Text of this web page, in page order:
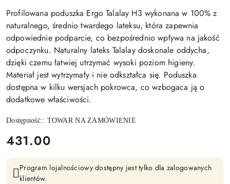
Profilowana poduszka Ergo Talalay H3 wykonana w 100% z
naturalnego, średnio twardego lateksu, która zapewnia
odpowiednie podparcie, co bezpośrednio wpływa na jakość
odpoczynku. Naturalny lateks Talalay doskonale oddycha,
dzięki czemu łatwiej utrzymać wysoki poziom higieny.
Materiał jest wytrzymały i nie odkształca się. Poduszka
dostępna w kilku wersjach pokrowca, co wzbogaca ją o
dodatkowe właściwości.
Dostępność:: TOWAR NA ZAMÓWIENIE
cena:
431.00
Program lojalnościowy dostępny jest tylko dla zalogowanych
klientów.